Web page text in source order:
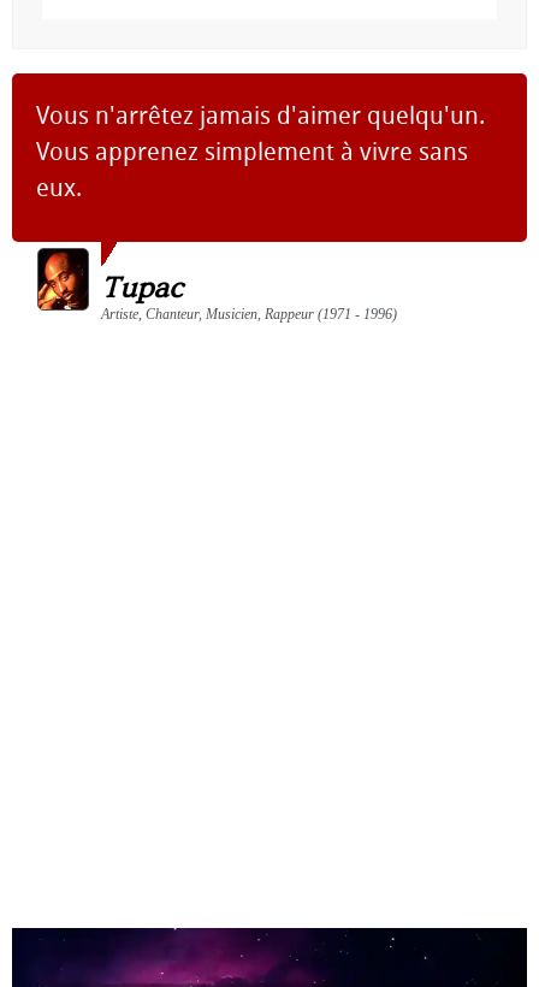
Vous n'arrêtez jamais d'aimer quelqu'un.
Vous apprenez simplement à vivre sans
eux.
Tupac
Artiste, Chanteur, Musicien, Rappeur (1971 - 1996)